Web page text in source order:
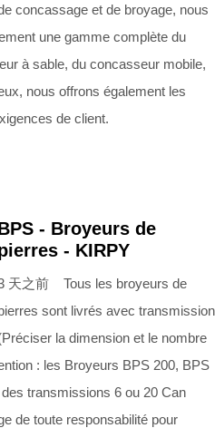
concassage et de broyage, nous
une gamme complète du
à sable, du concasseur mobile,
nous offrons également les
de client.
- Broyeurs de
- KIRPY
天之前 Tous les broyeurs de
sont livrés avec transmission
la dimension et le nombre
: les Broyeurs BPS 200, BPS
transmissions 6 ou 20 Can
de toute responsabilité pour